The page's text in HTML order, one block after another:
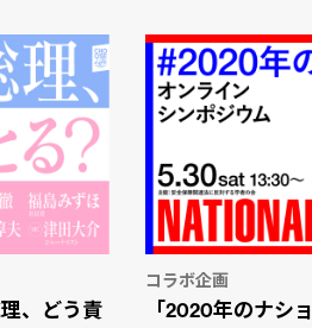
、どう責
コラボ企画
「2020年のナシ